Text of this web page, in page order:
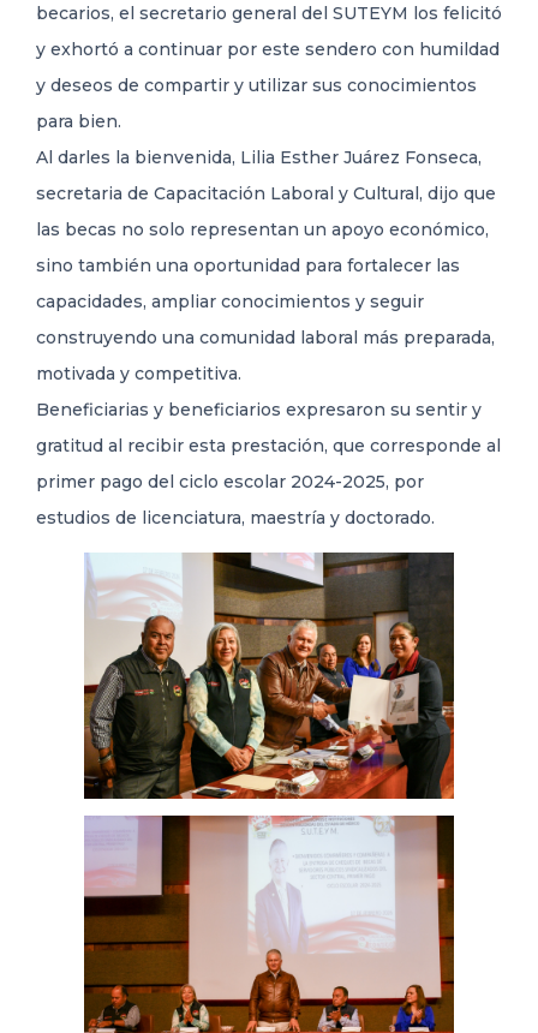
becarios, el secretario general del SUTEYM los felicitó
y exhortó a continuar por este sendero con humildad
y deseos de compartir y utilizar sus conocimientos
para bien.
Al darles la bienvenida, Lilia Esther Juárez Fonseca,
secretaria de Capacitación Laboral y Cultural, dijo que
las becas no solo representan un apoyo económico,
sino también una oportunidad para fortalecer las
capacidades, ampliar conocimientos y seguir
construyendo una comunidad laboral más preparada,
motivada y competitiva.
Beneficiarias y beneficiarios expresaron su sentir y
gratitud al recibir esta prestación, que corresponde al
primer pago del ciclo escolar 2024-2025, por
estudios de licenciatura, maestría y doctorado.